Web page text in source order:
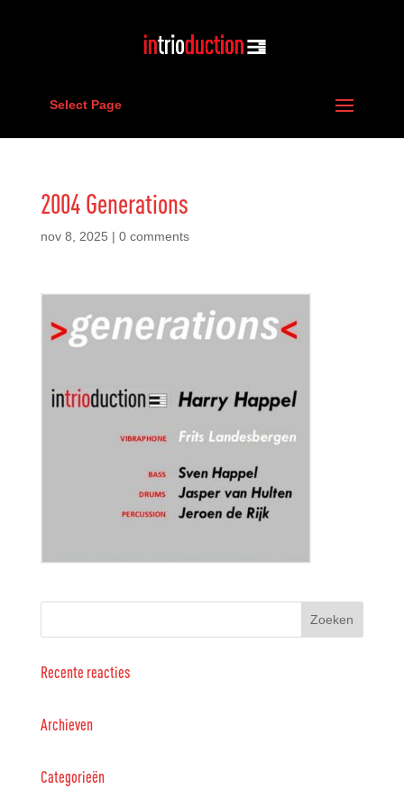
Select Page
2004 Generations
nov 8, 2025 | 0 comments
Recente reacties
Archieven
Categorieën